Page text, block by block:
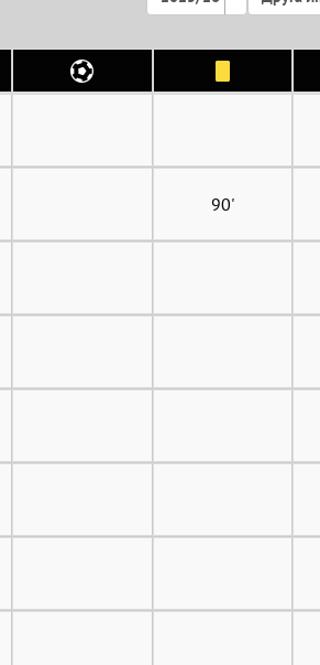
90'